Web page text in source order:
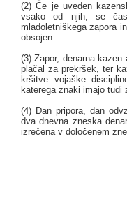
(2) Če je uveden
vsako od njih, se
mladoletniškega zapora
obsojen.
(3) Zapor, denarna
plačal za prekršek, ter
kršitve vojaške
katerega znaki imajo
(4) Dan pripora, dan
dva dnevna zneska
izrečena v določenem